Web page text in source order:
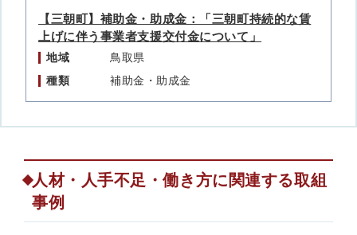
【三朝町】補助金・助成金：「三朝町持続的な賃
上げに伴う事業者支援交付金について」
地域
鳥取県
種類
補助金・助成金
人材・人手不足・働き方に関連する取組
事例